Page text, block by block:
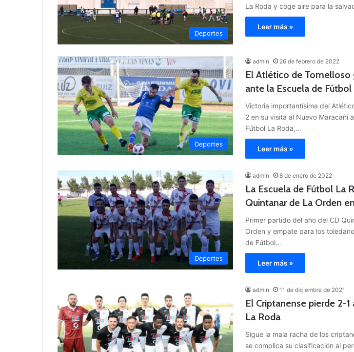
Deportes
La Roda y coge aire para la
Leer más »
Deportes
admin 26 de febrero de 2022
El Atlético de Tomelloso
ante la Escuela de
Victoria importantísima del
2 en su visita al Nuevo Maracañí
Fútbol La Roda,…
Leer más »
Deportes
admin 8 de enero de 2022
La Escuela de Fútbol La
Quintanar de La Orden
Primer partido del año del CD
Orden y empate para los
de Fútbol…
Leer más »
admin 11 de diciembre de 2021
El Criptanense pierde 2-1
La Roda
Sigue la mala racha de los
se complica su clasificación al